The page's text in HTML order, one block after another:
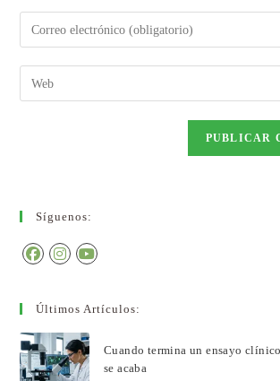
Síguenos:
Últimos Artículos:
Cuando termina un ensayo
se acaba